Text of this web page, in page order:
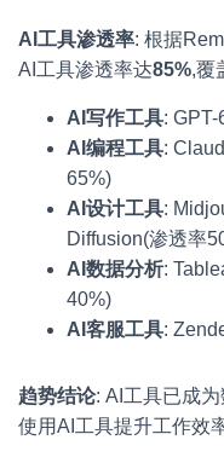
AI工具渗透率: 根据
AI工具渗透率达85%,覆
AI写作工具:
AI编程工具:
65%)
AI设计工具:
Diffusion(渗透率
AI数据分析:
40%)
AI客服工具:
趋势结论: AI工具已成
使用AI工具提升工作效